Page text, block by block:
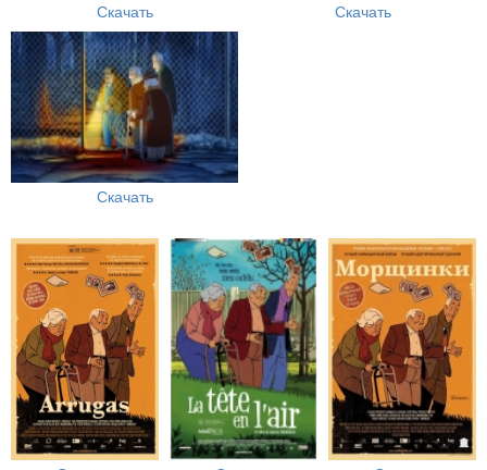
Скачать Скачать
Скачать